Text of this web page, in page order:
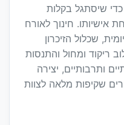
שיסתגל בקלות
אישיותו. חינוך לאורח
שכלול הזיכרון
ריקוד ומחול והתנסות
ותרבותיים, יצירה
שקיפות מלאה לצוות